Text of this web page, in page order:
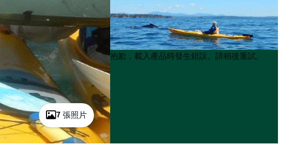
7 張照片
Product
List
Product
List
抱歉，載入產品時發生錯誤。請稍後重試。